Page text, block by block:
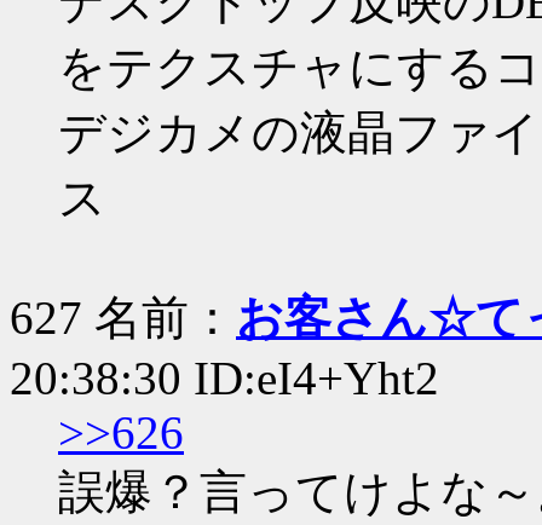
をテクスチャにする
デジカメの液晶ファ
ス
627 名前： お客さん☆て
20:38:30 ID:eI4+Yht2
>>626
誤爆？言ってけよな